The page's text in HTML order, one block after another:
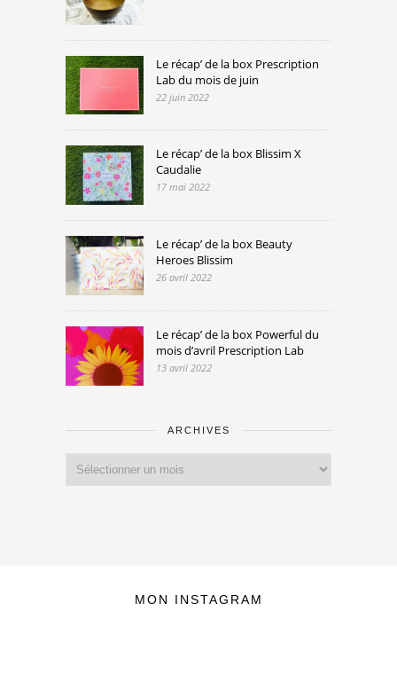
Le récap’ de la box Prescription
Lab du mois de juin
22 juin 2022
Le récap’ de la box Blissim X
Caudalie
17 mai 2022
Le récap’ de la box Beauty
Heroes Blissim
26 avril 2022
Le récap’ de la box Powerful du
mois d’avril Prescription Lab
13 avril 2022
ARCHIVES
MON INSTAGRAM